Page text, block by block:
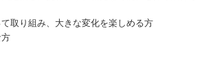
て取り組み、大きな変化を楽しめる方
方